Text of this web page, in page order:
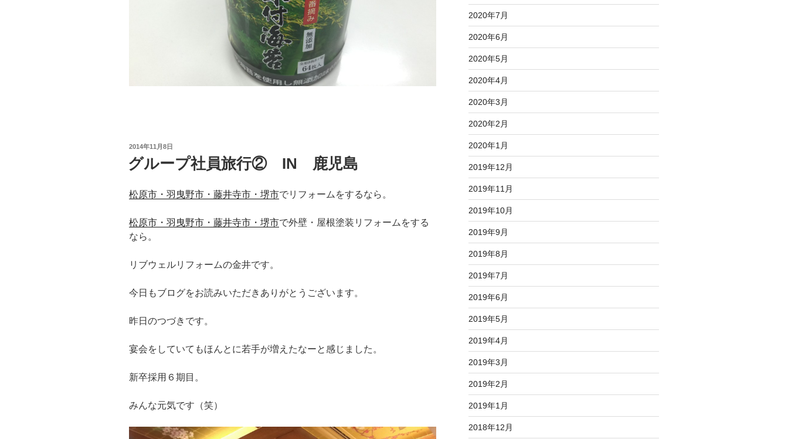
投
日:
2014年11月8日
グループ社員旅行② IN 鹿児島
松原市・羽曳野市・藤井寺市・堺市でリフォームをするなら。
松原市・羽曳野市・藤井寺市・堺市で外壁・屋根塗装リフォームをする
なら。
リブウェルリフォームの金井です。
今日もブログをお読みいただきありがとうございます。
昨日のつづきです。
宴会をしていてもほんとに若手が増えたなーと感じました。
新卒採用６期目。
みんな元気です（笑）
2020年7月
2020年6月
2020年5月
2020年4月
2020年3月
2020年2月
2020年1月
2019年12月
2019年11月
2019年10月
2019年9月
2019年8月
2019年7月
2019年6月
2019年5月
2019年4月
2019年3月
2019年2月
2019年1月
2018年12月